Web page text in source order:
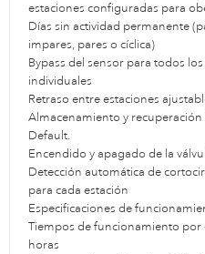
estaciones configuradas para
Días sin actividad permanente
impares, pares o cíclica)
Bypass del sensor para todos
individuales
Retraso entre estaciones
Almacenamiento y
Default.
Encendido y apagado de la
Detección automática de
para cada estación
Especificaciones de
Tiempos de funcionamiento por
horas